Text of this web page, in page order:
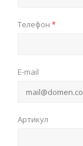
Телефон *
E-mail
Артикул